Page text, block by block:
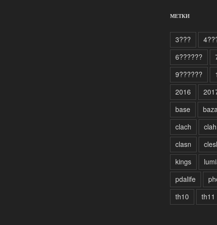
МЕТКИ
3???
6??????
9??????
2016
base
clach
clah
clasn
kings
pdalife
th10
th11